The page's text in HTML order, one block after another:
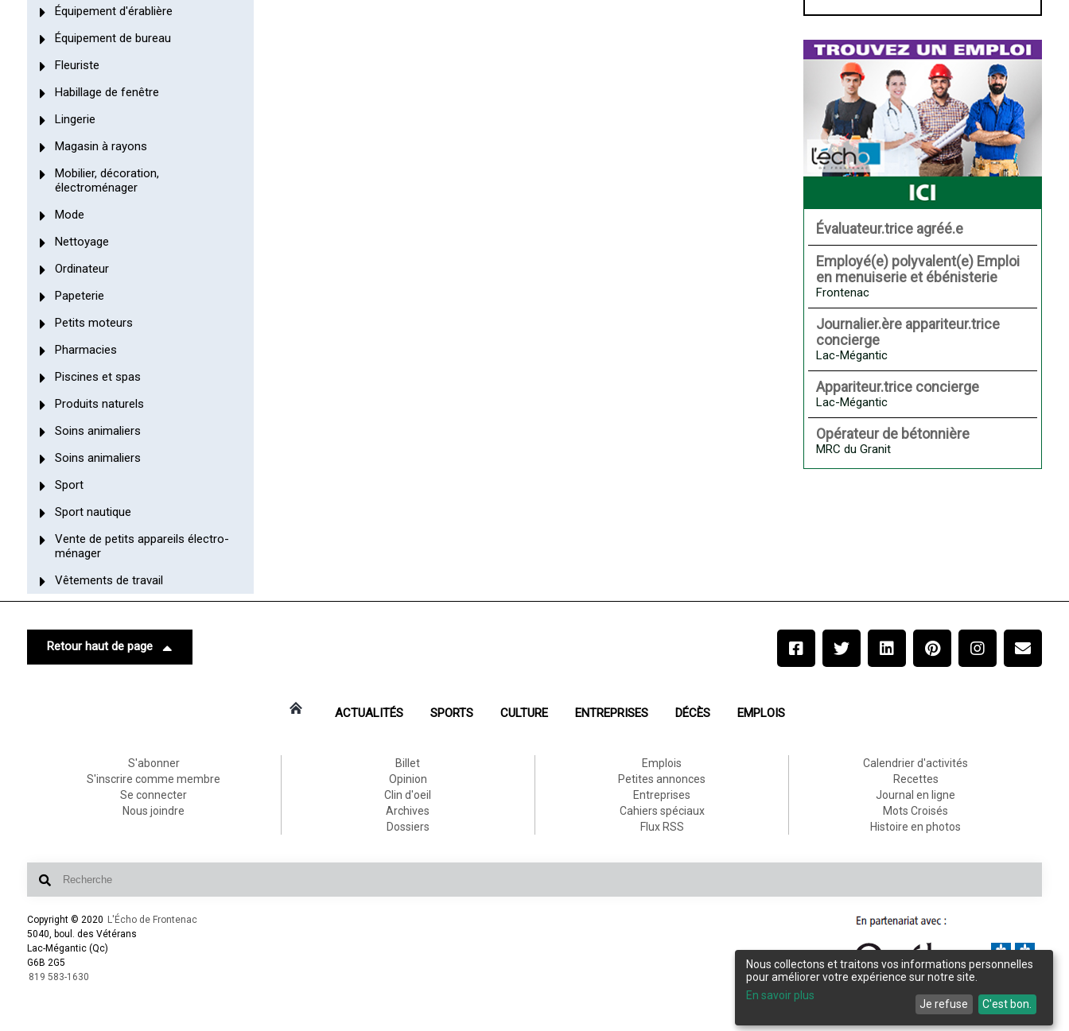
Équipement d'érablière
Équipement de bureau
Fleuriste
Habillage de fenêtre
Lingerie
Magasin à rayons
Mobilier, décoration,
électroménager
Mode
Nettoyage
Ordinateur
Papeterie
Petits moteurs
Pharmacies
Piscines et spas
Produits naturels
Soins animaliers
Soins animaliers
Sport
Sport nautique
Vente de petits appareils électro-
ménager
Vêtements de travail
Évaluateur.trice agréé.e
Employé(e) polyvalent(e) Emploi
en menuiserie et ébénisterie
Frontenac
Journalier.ère appariteur.trice
concierge
Lac-Mégantic
Appariteur.trice concierge
Lac-Mégantic
Opérateur de bétonnière
MRC du Granit
Retour haut de page
ACTUALITÉS SPORTS CULTURE ENTREPRISES DÉCÈS EMPLOIS
S'abonner
S'inscrire comme membre
Se connecter
Nous joindre
Billet
Opinion
Clin d'oeil
Archives
Dossiers
Emplois
Petites annonces
Entreprises
Cahiers spéciaux
Flux RSS
Calendrier d'activités
Recettes
Journal en ligne
Mots Croisés
Histoire en photos
Copyright © 2020 L'Écho de Frontenac
5040, boul. des Vétérans
Lac-Mégantic (Qc)
G6B 2G5
819 583-1630
Conception et design :L'Écho de Frontenac
Intégration et programmation :LogiACTION
Nous collectons et traitons vos informations personnelles
pour améliorer votre expérience sur notre site.
En savoir plus
Je refuse C'est bon.